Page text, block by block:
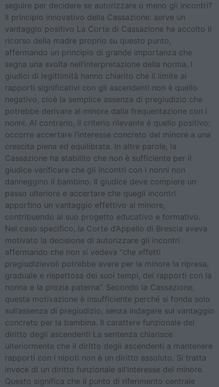
seguire per decidere se autorizzare o meno gli incontri?
Il principio innovativo della Cassazione: serve un
vantaggio positivo La Corte di Cassazione ha accolto il
ricorso della madre proprio su questo punto,
affermando un principio di grande importanza che
segna una svolta nell’interpretazione della norma. I
giudici di legittimità hanno chiarito che il limite ai
rapporti significativi con gli ascendenti non è quello
negativo, cioè la semplice assenza di pregiudizio che
potrebbe derivare al minore dalla frequentazione con i
nonni. Al contrario, il criterio rilevante è quello positivo:
occorre accertare l’interesse concreto del minore a una
crescita piena ed equilibrata. In altre parole, la
Cassazione ha stabilito che non è sufficiente per il
giudice verificare che gli incontri con i nonni non
danneggino il bambino. Il giudice deve compiere un
passo ulteriore e accertare che quegli incontri
apportino un vantaggio effettivo al minore,
contribuendo al suo progetto educativo e formativo.
Nel caso specifico, la Corte d’Appello di Brescia aveva
motivato la decisione di autorizzare gli incontri
affermando che non si vedeva “che effetti
pregiudizievoli potrebbe avere per la minore la ripresa,
graduale e rispettosa dei suoi tempi, dei rapporti con la
nonna e la prozia paterna”. Secondo la Cassazione,
questa motivazione è insufficiente perché si fonda solo
sull’assenza di pregiudizio, senza indagare sul vantaggio
concreto per la bambina. Il carattere funzionale del
diritto degli ascendenti La sentenza chiarisce
ulteriormente che il diritto degli ascendenti a mantenere
rapporti con i nipoti non è un diritto assoluto. Si tratta
invece di un diritto funzionale all’interesse del minore.
Questo significa che il punto di riferimento centrale